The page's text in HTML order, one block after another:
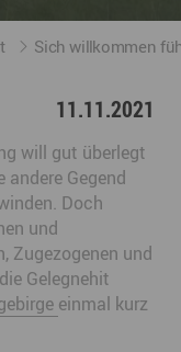
Sich willkommen
11.11.2021
will gut überlegt
andere Gegend
Doch
und
Zugezogenen und
Gelegnehit
einmal kurz